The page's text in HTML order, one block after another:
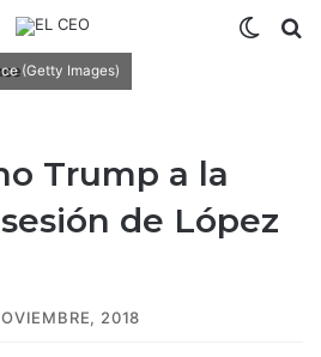
(Getty Images)
Trump a la
de López
2018